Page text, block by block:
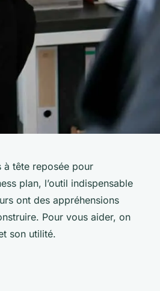
à tête reposée pour
plan, l’outil indispensable
ont des appréhensions
Pour vous aider, on
son utilité.